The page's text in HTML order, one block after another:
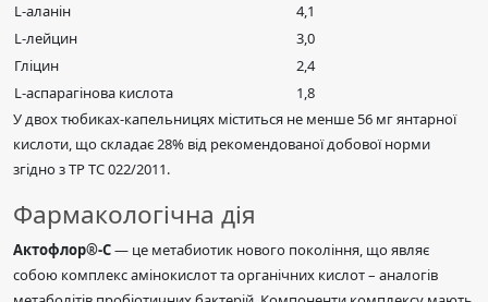
L-аланін
4,1
L-лейцин
3,0
Гліцин
2,4
L-аспарагінова кислота
1,8
У двох тюбиках-капельницях міститься не менше 56 мг янтарної
кислоти, що складає 28% від рекомендованої добової норми
згідно з ТР ТС 022/2011.
Фармакологічна дія
Актофлор®-С— це метабиотик нового покоління, що являє
собою комплекс амінокислот та органічних кислот – аналогів